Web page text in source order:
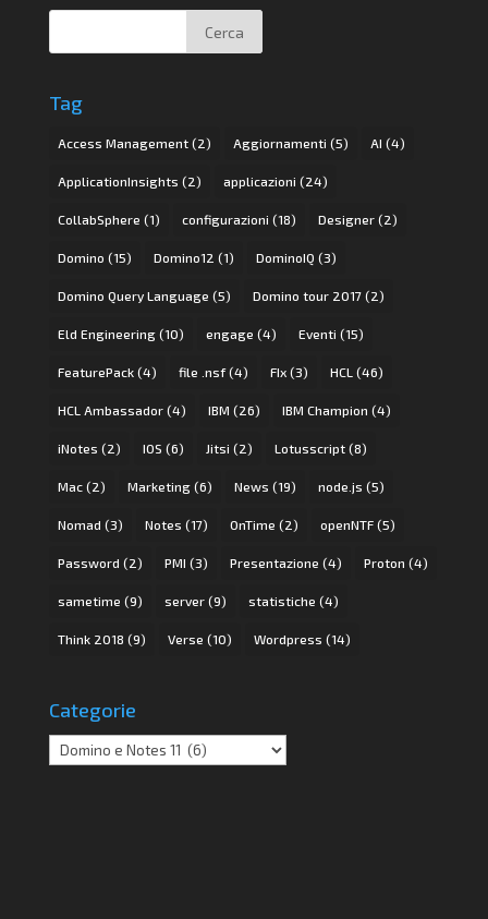
Tag
Access Management(2) Aggiornamenti (5) AI (4)
ApplicationInsights (2) applicazioni (24)
CollabSphere (1) configurazioni (18) Designer(2)
Domino (15) Domino12 (1) DominoIQ (3)
Domino Query Language (5) Domino tour 2017(2)
Eld Engineering(10) engage (4) Eventi (15)
FeaturePack(4) file .nsf(4) FIx(3) HCL (46)
HCL Ambassador(4) IBM (26) IBM Champion (4)
iNotes (2) IOS (6) Jitsi (2) Lotusscript(8)
Mac(2) Marketing(6) News (19) node.js (5)
Nomad (3) Notes (17) OnTime (2) openNTF(5)
Password (2) PMI (3) Presentazione (4) Proton (4)
sametime (9) server(9) statistiche (4)
Think 2018 (9) Verse (10) Wordpress (14)
Categorie
Categorie